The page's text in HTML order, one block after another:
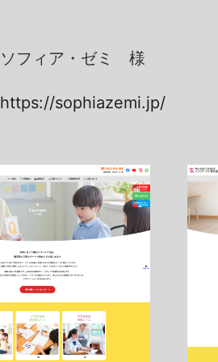
ソフィア・ゼミ 様
https://sophiazemi.jp/